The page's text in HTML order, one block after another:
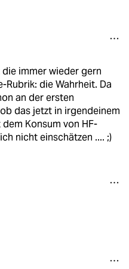
immer wieder gern
Rubrik: die Wahrheit. Da
an der ersten
das jetzt in irgendeinem
Konsum von HF-
nicht einschätzen .... ;)